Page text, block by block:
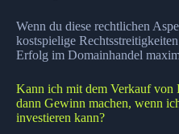
Wenn du diese rechtlichen
kostspielige
Erfolg im Domainhandel
Kann ich mit dem Verkauf von
dann Gewinn machen, wenn
investieren kann?